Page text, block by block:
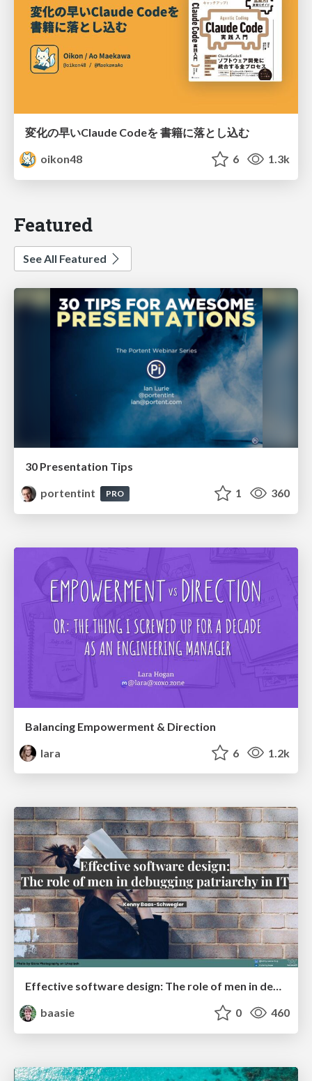
変化の早いClaude Codeを 書籍に落とし込む
oikon48
6 1.3k
Featured
See All Featured
30 Presentation Tips
portentint
PRO 1 360
Balancing Empowerment & Direction
lara
6 1.2k
Effective software design: The role of men in debugging patriarchy in IT @ Voxxed Days AMS
baasie
0 460